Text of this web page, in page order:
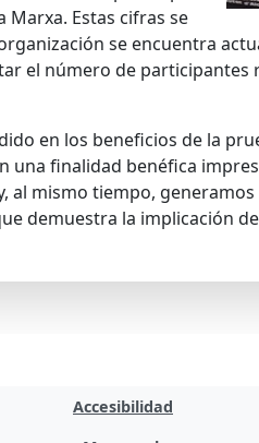
Marxa. Estas cifras se
se encuentra
el número de
en los beneficios de la
una finalidad benéfica
mismo tiempo,
demuestra la implicación
Accesibilidad